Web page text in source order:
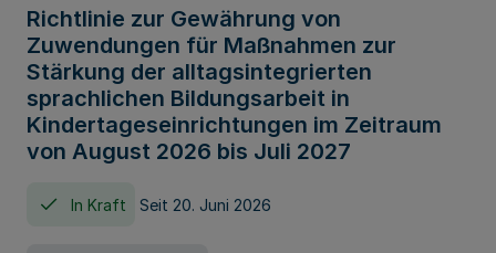
Richtlinie zur Gewährung von
Zuwendungen für Maßnahmen zur
Stärkung der alltagsintegrierten
sprachlichen Bildungsarbeit in
Kindertageseinrichtungen im Zeitraum
von August 2026 bis Juli 2027
In Kraft Seit 20. Juni 2026